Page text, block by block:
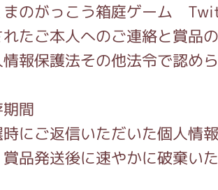
まのがっこう箱庭ゲーム
たご本人へのご連絡と賞品
情報保護法その他法令で認め
間
にご返信いただいた個人情
品発送後に速やかに破棄い